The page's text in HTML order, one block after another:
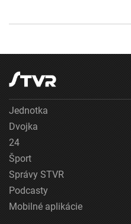
Jednotka
Dvojka
24
Šport
Správy STVR
Podcasty
Mobilné aplikácie